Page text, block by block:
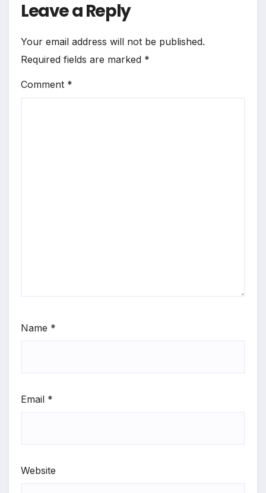
Leave a Reply
Your email address will not be published.
Required fields are marked *
Comment *
Name *
Email *
Website